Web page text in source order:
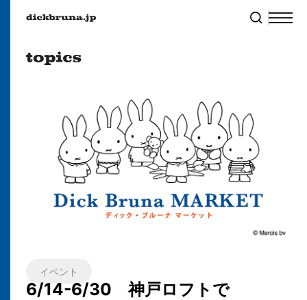
イベント
6/14-6/30 神戸ロフトで